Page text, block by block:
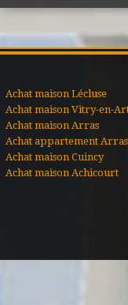
Achat maison Lécluse
Achat maison Vitry-en-
Achat maison Arras
Achat appartement Arras
Achat maison Cuincy
Achat maison Achicourt